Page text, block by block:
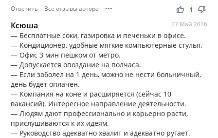
Ответить Все отзывы автора ••• thumb_up thumb_down
1
Ксюша 27 Май 2016
— Бесплатные соки, газировка и печеньки в офисе.
— Кондиционер, удобные мягкие компьютерные стулья.
— Офис 3 мин пешком от метро.
— Допускается опоздание на полчаса.
— Если заболел на 1 день, можно не нести больничный,
день будет оплачен.
— Компания на коне и расширяется (сейчас 10
вакансий). Интересное направление деятельности.
— Людям дают профессионально и карьерно расти,
прислушиваются к их идеям.
— Руководство адекватно хвалит и адекватно ругает.